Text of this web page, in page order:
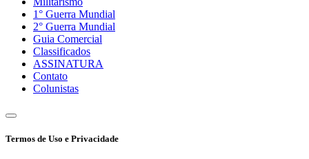
1° Guerra Mundial
2° Guerra Mundial
Guia Comercial
Classificados
ASSINATURA
Contato
Colunistas
Termos de Uso e Privacidade